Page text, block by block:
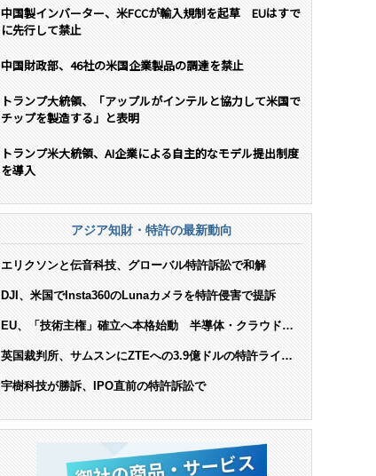
中国製インバーター、米FCCが輸入規制を起草 EUはすで
に先行して禁止
中国財政部、46社の米国企業製品の調達を禁止
トランプ大統領、「アップルがインテルと協力して米国で
チップを製造する」と表明
トランプ米大統領、AI企業による自主的なモデル提出制度
を導入
アジア知財・特許の最新動向
エリクソンと伝音科技、グローバル特許訴訟で和解
DJI、米国でInsta360のLunaカメラを特許侵害で提訴
EU、「技術主権」確立へ本格始動 半導体・クラウド・
英国裁判所、サムスンにZTEへの3.9億ドルの特許ライセ
宇樹科技が勝訴、IPO直前の特許訴訟で